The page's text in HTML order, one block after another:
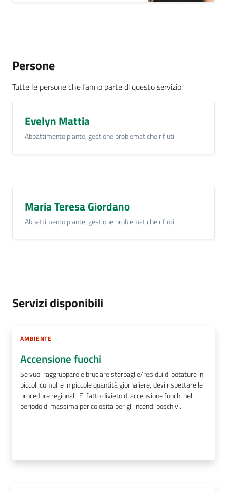
Persone
Tutte le persone che fanno parte di questo servizio:
Evelyn Mattia
Abbattimento piante, gestione problematiche rifiuti.
Maria Teresa Giordano
Abbattimento piante, gestione problematiche rifiuti.
Servizi disponibili
AMBIENTE
Accensione fuochi
Se vuoi raggruppare e bruciare sterpaglie/residui di potature in
piccoli cumuli e in piccole quantità giornaliere, devi rispettare le
procedure regionali. E' fatto divieto di accensione fuochi nel
periodo di massima pericolosità per gli incendi boschivi.